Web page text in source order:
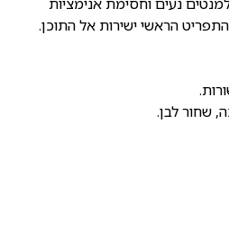
התפריט הראשי ישירות אל התוכן.
שחור לבן.